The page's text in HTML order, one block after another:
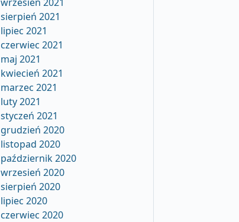
sierpień 2021
lipiec 2021
czerwiec 2021
maj 2021
kwiecień 2021
marzec 2021
luty 2021
styczeń 2021
grudzień 2020
listopad 2020
październik 2020
wrzesień 2020
sierpień 2020
lipiec 2020
czerwiec 2020